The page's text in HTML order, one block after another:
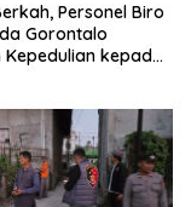
Personel Biro
Gorontalo
Kepedulian kepada